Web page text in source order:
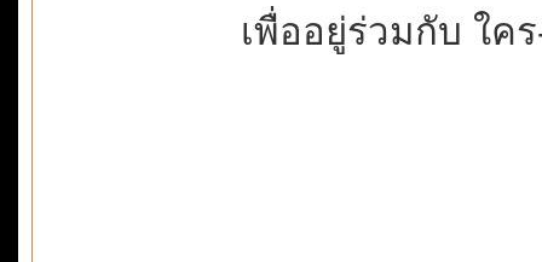
เพื่ออยู่ร่วมกับ ใค